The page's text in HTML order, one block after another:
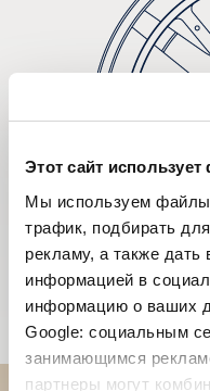
Этот сайт
Мы используем файлы
трафик, подбирать
рекламу, а также
информацией в
информацию о ваших
Google: социальным
занимающимся
партнеры могут